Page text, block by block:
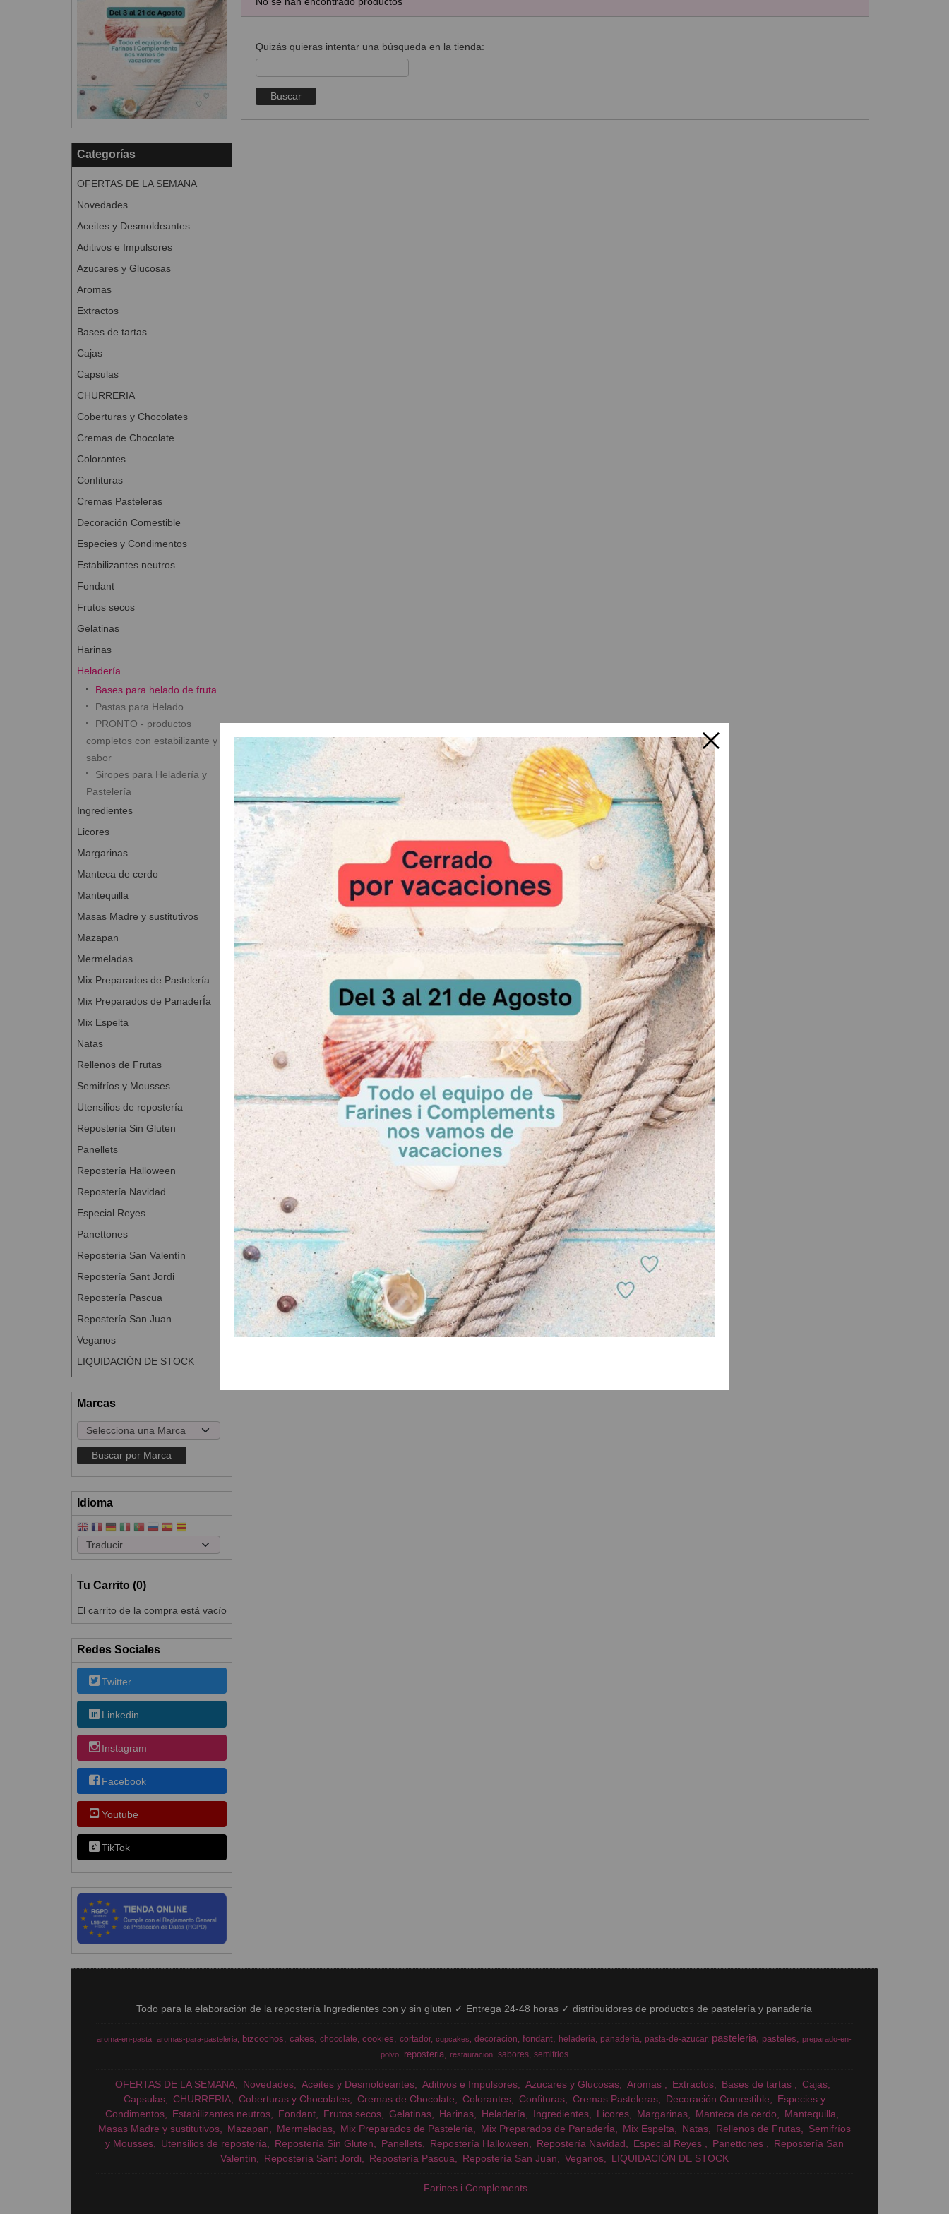
Categorías
OFERTAS DE LA SEMANA
Novedades
Aceites y Desmoldeantes
Aditivos e Impulsores
Azucares y Glucosas
Aromas
Extractos
Bases de tartas
Cajas
Capsulas
CHURRERIA
Coberturas y Chocolates
Cremas de Chocolate
Colorantes
Confituras
Cremas Pasteleras
Decoración Comestible
Especies y Condimentos
Estabilizantes neutros
Fondant
Frutos secos
Gelatinas
Harinas
Heladería
Bases para helado de fruta
Pastas para Helado
PRONTO - productos
completos con estabilizante y
sabor
Siropes para Heladería y
Pastelería
Ingredientes
Licores
Margarinas
Manteca de cerdo
Mantequilla
Masas Madre y sustitutivos
Mazapan
Mermeladas
Mix Preparados de Pastelería
Mix Preparados de PanaderÍa
Mix Espelta
Natas
Rellenos de Frutas
Semifríos y Mousses
Utensilios de repostería
Repostería Sin Gluten
Panellets
Repostería Halloween
Repostería Navidad
Especial Reyes
Panettones
Repostería San Valentín
Repostería Sant Jordi
Repostería Pascua
Repostería San Juan
Veganos
LIQUIDACIÓN DE STOCK
Marcas
Idioma
Tu Carrito (0)
El carrito de la compra está vacío
Redes Sociales
Twitter
Linkedin
Instagram
Facebook
Youtube
TikTok
Quizás quieras intentar una búsqueda en la tienda:
Todo para la elaboración de la repostería Ingredientes con y sin gluten ✓ Entrega 24-48 horas ✓ distribuidores de productos de pastelería y panadería
aroma-en-pasta aromas-para-pasteleria bizcochos cakes chocolate cookies cortador cupcakes decoracion fondant heladeria panaderia pasta-de-azucar pasteleria pasteles
preparado-en-
polvo
reposteria restauracion sabores semifrios
OFERTAS DE LA SEMANA Novedades Aceites y Desmoldeantes Aditivos e Impulsores Azucares y Glucosas Aromas Extractos Bases de tartas
Cajas
Capsulas
CHURRERIA Coberturas y Chocolates Cremas de Chocolate Colorantes Confituras Cremas Pasteleras Decoración Comestible
Especies y
Condimentos
Estabilizantes neutros Fondant Frutos secos Gelatinas Harinas Heladería Ingredientes Licores Margarinas Manteca de cerdo
Mantequilla
Masas Madre y sustitutivos
Mazapan Mermeladas Mix Preparados de Pastelería Mix Preparados de PanaderÍa Mix Espelta Natas Rellenos de Frutas
Semifríos
y Mousses
Utensilios de repostería Repostería Sin Gluten Panellets Repostería Halloween Repostería Navidad Especial Reyes Panettones
Repostería San
Valentín
Repostería Sant Jordi Repostería Pascua Repostería San Juan Veganos LIQUIDACIÓN DE STOCK
Farines i Complements